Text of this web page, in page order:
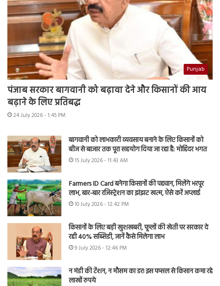
Punjab
पंजाब सरकार बागवानी को बढ़ावा देने और किसानों की आय
बढ़ाने के लिए प्रतिबद्ध
24 July 2026 - 1:45 PM
बागवानी को लाभकारी व्यवसाय बनाने के लिए किसानों को
बीज से बाजार तक पूरा सहयोग दिया जा रहा है: मोहिंदर भगत
15 July 2026 - 11:43 AM
Farmers ID Card बनेगा किसानों की पहचान, मिलेंगे भरपूर
लाभ, बार-बार रजिस्ट्रेशन का झंझट खत्म, ऐसे करें अप्लाई
10 July 2026 - 12:42 PM
किसानों के लिए बड़ी खुशखबरी, फूलों की खेती पर सरकार दे
रही 40% सब्सिडी, जानें कैसे मिलेगा लाभ
9 July 2026 - 12:46 PM
न मंडी की टेंशन, न मौसम का डर! इस फसल से किसान कमा रहे
लाखों रुपये